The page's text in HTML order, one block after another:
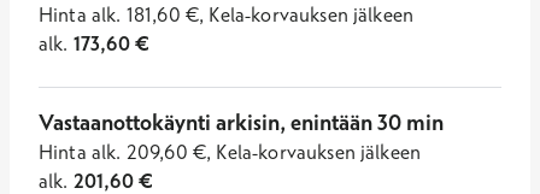
Hinta alk. 181,60 €, Kela-korvauksen jälkeen
alk. 173,60€
Vastaanottokäynti arkisin, enintään 30 min
Hinta alk. 209,60 €, Kela-korvauksen jälkeen
alk. 201,60€